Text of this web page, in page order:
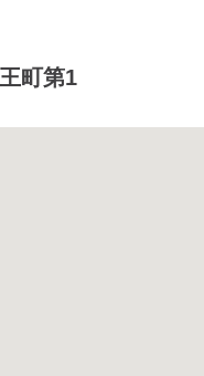
町第1